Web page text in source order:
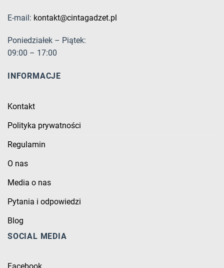
E-mail: kontakt@cintagadzet.pl
Poniedziałek – Piątek:
09:00 – 17:00
INFORMACJE
Kontakt
Polityka prywatności
Regulamin
O nas
Media o nas
Pytania i odpowiedzi
Blog
SOCIAL MEDIA